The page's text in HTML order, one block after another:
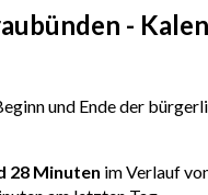
-
und Ende der
28 Minuten im Verlauf